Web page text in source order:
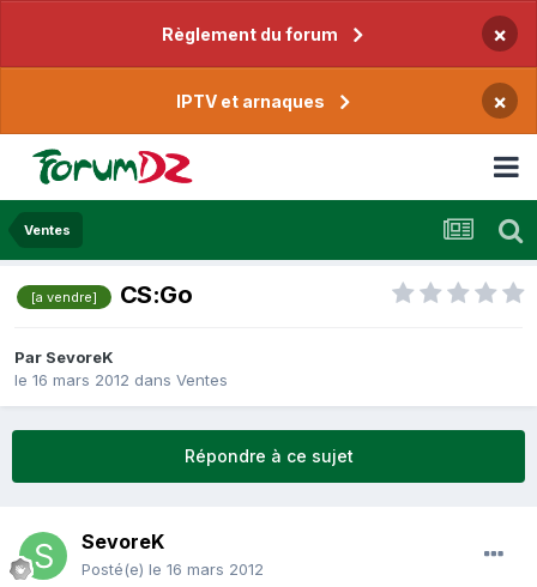
Règlement du forum ×
IPTV et arnaques ×
Ventes
[a vendre] CS:Go
Par SevoreK
le 16 mars 2012 dans Ventes
Répondre à ce sujet
SevoreK
Posté(e) le 16 mars 2012